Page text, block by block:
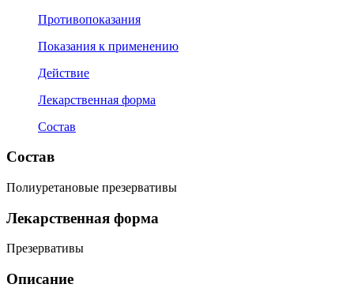
Противопоказания
Показания к применению
Действие
Лекарственная форма
Состав
Состав
Полиуретановые презервативы
Лекарственная форма
Презервативы
Описание